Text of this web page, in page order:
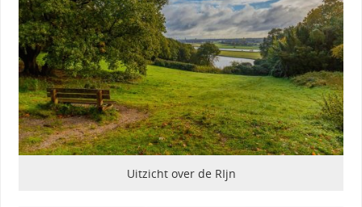
Uitzicht over de RIjn